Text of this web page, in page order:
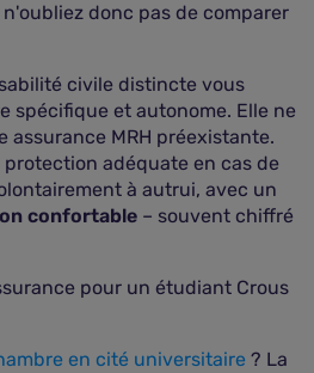
donc pas de comparer
civile distincte vous
spécifique et autonome. Elle ne
assurance MRH préexistante.
adéquate en cas de
à autrui, avec un
confortable – souvent chiffré
pour un étudiant Crous
en cité universitaire ? La